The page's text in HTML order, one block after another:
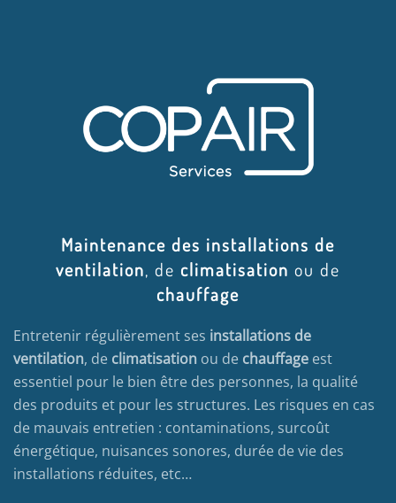
Maintenance des installations de
ventilation, de climatisation ou de
chauffage
Entretenir régulièrement ses installations de
ventilation, de climatisation ou de chauffage est
essentiel pour le bien être des personnes, la qualité
des produits et pour les structures. Les risques en cas
de mauvais entretien : contaminations, surcoût
énergétique, nuisances sonores, durée de vie des
installations réduites, etc…